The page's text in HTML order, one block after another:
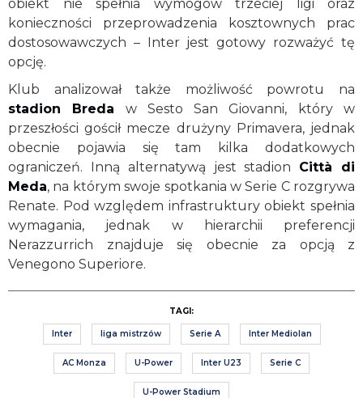
obiekt nie spełnia wymogów trzeciej ligi oraz
konieczności przeprowadzenia kosztownych prac
dostosowawczych – Inter jest gotowy rozważyć tę
opcję.
Klub analizował także możliwość powrotu na
stadion Breda w Sesto San Giovanni, który w
przeszłości gościł mecze drużyny Primavera, jednak
obecnie pojawia się tam kilka dodatkowych
ograniczeń. Inną alternatywą jest stadion Città di
Meda, na którym swoje spotkania w Serie C rozgrywa
Renate. Pod względem infrastruktury obiekt spełnia
wymagania, jednak w hierarchii preferencji
Nerazzurrich znajduje się obecnie za opcją z
Venegono Superiore.
TAGI:
Inter liga mistrzów Serie A Inter Mediolan
AC Monza U-Power Inter U23 Serie C
U-Power Stadium